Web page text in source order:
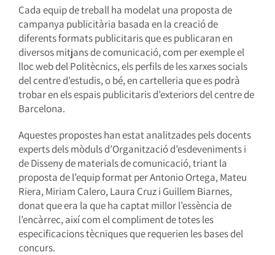
Cada equip de treball ha modelat una proposta de
campanya publicitària basada en la creació de
diferents formats publicitaris que es publicaran en
diversos mitjans de comunicació, com per exemple el
lloc web del Politècnics, els perfils de les xarxes socials
del centre d’estudis, o bé, en cartelleria que es podrà
trobar en els espais publicitaris d’exteriors del centre de
Barcelona.
Aquestes propostes han estat analitzades pels docents
experts dels mòduls d’Organització d’esdeveniments i
de Disseny de materials de comunicació, triant la
proposta de l’equip format per Antonio Ortega, Mateu
Riera, Miriam Calero, Laura Cruz i Guillem Biarnes,
donat que era la que ha captat millor l’essència de
l’encàrrec, així com el compliment de totes les
especificacions tècniques que requerien les bases del
concurs.